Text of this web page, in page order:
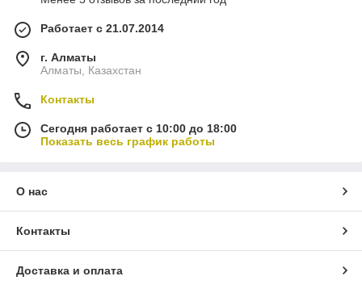
Работает с 21.07.2014
г. Алматы
Алматы, Казахстан
Контакты
Сегодня работает с 10:00 до 18:00
Показать весь график работы
О нас
Контакты
Доставка и оплата